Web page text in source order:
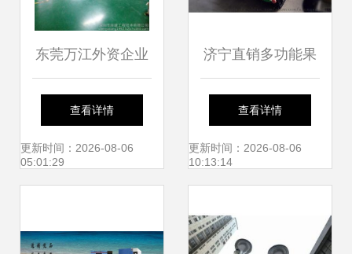
东莞万江外资企业
厂房验厂验收安全
检测鉴定报告图文
查看详情
更新时间：2026-08-06
05:01:29
济宁直销多功能果
园微耕机 高效农耕
的革新利器
查看详情
更新时间：2026-08-06
10:13:14